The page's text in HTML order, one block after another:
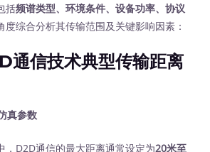
括频谱类型、环境条件、设备功率、协议
度综合分析其传输范围及关键影响因素：
信技术典型传输距离
真参数
D2D通信的最大距离通常设定为20米至